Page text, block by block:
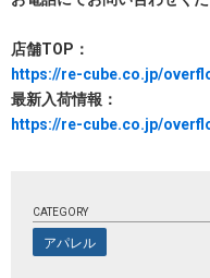
店舗TOP：
https://re-cube.co.jp/
最新入荷情報：
https://re-cube.co.jp/
CATEGORY
アパレル